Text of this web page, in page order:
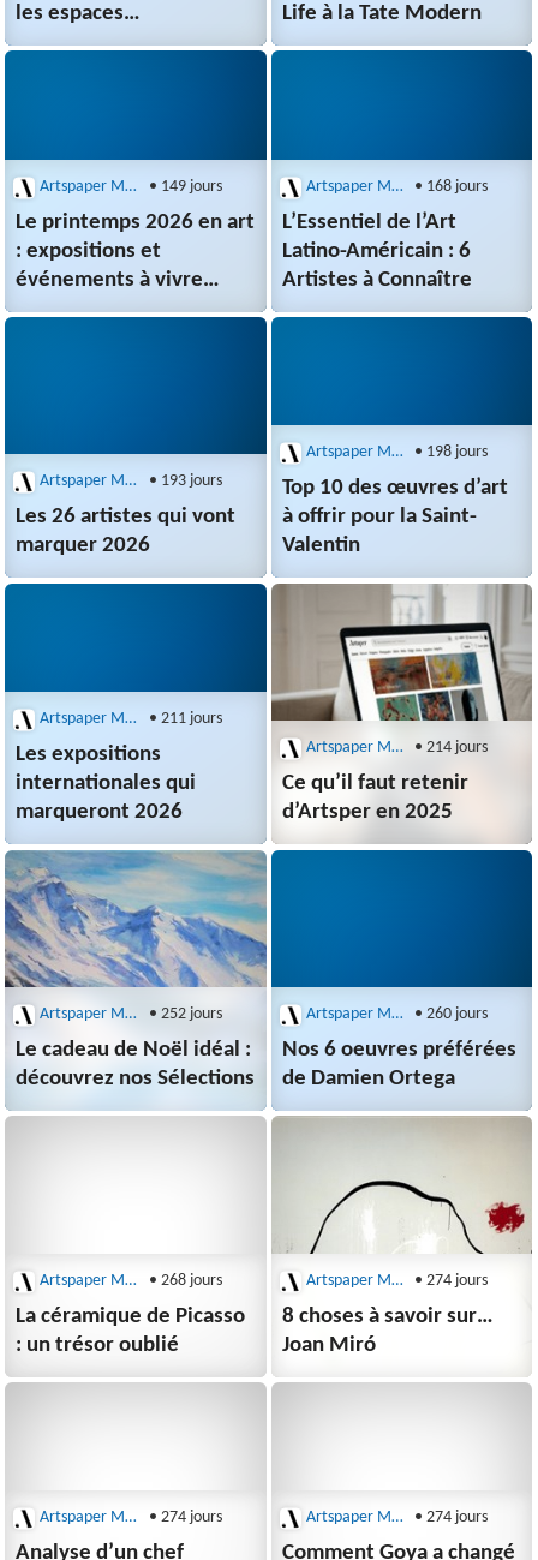
les espaces
professionnels par
Life à la Tate Modern
Artspaper Magazine • 149 jours
Le printemps 2026 en art
: expositions et
événements à vivre
en France
Artspaper Magazine • 168 jours
L’Essentiel de l’Art
Latino-Américain : 6
Artistes à Connaître
Artspaper Magazine • 193 jours
Les 26 artistes qui vont
marquer 2026
Artspaper Magazine • 198 jours
Top 10 des œuvres d’art
à offrir pour la Saint-
Valentin
Artspaper Magazine • 211 jours
Les expositions
internationales qui
marqueront 2026
Artspaper Magazine • 214 jours
Ce qu’il faut retenir
d’Artsper en 2025
Artspaper Magazine • 252 jours
Le cadeau de Noël idéal :
découvrez nos Sélections
Artspaper Magazine • 260 jours
Nos 6 oeuvres préférées
de Damien Ortega
Artspaper Magazine • 268 jours
La céramique de Picasso
: un trésor oublié
Artspaper Magazine • 274 jours
8 choses à savoir sur…
Joan Miró
Artspaper Magazine • 274 jours
Analyse d’un chef
Artspaper Magazine • 274 jours
Comment Goya a changé